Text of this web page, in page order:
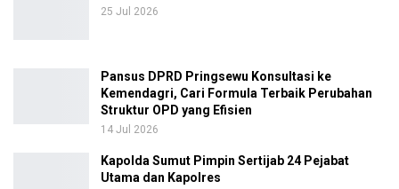
25 Jul 2026
Pansus DPRD Pringsewu Konsultasi ke
Kemendagri, Cari Formula Terbaik Perubahan
Struktur OPD yang Efisien
14 Jul 2026
Kapolda Sumut Pimpin Sertijab 24 Pejabat
Utama dan Kapolres